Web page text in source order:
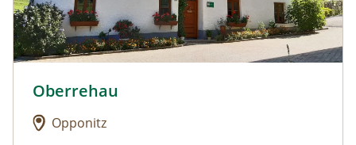
Urlaub am Bauernhof: Oberrehau
Oberrehau
Opponitz